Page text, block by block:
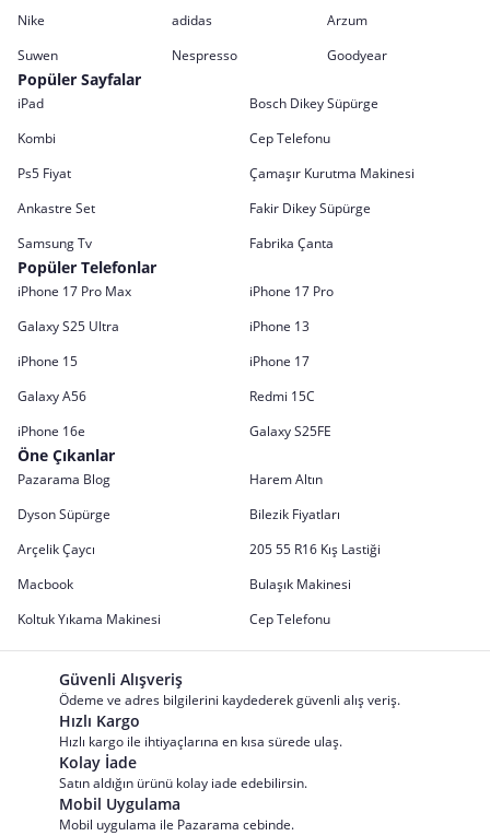
Nike adidas
Arzum
Suwen
Nespresso Goodyear
Popüler Sayfalar
iPad
Bosch Dikey Süpürge
Kombi
Cep Telefonu
Ps5 Fiyat
Çamaşır Kurutma Makinesi
Ankastre Set
Fakir Dikey Süpürge
Samsung Tv
Fabrika Çanta
Popüler Telefonlar
iPhone 17 Pro Max
iPhone 17 Pro
Galaxy S25 Ultra
iPhone 13
iPhone 15
iPhone 17
Galaxy A56
Redmi 15C
iPhone 16e
Galaxy S25FE
Öne Çıkanlar
Pazarama Blog
Harem Altın
Dyson Süpürge
Bilezik Fiyatları
Arçelik Çaycı
205 55 R16 Kış Lastiği
Macbook
Bulaşık Makinesi
Koltuk Yıkama Makinesi
Cep Telefonu
Güvenli Alışveriş
Ödeme ve adres bilgilerini kaydederek güvenli alış veriş.
Hızlı Kargo
Hızlı kargo ile ihtiyaçlarına en kısa sürede ulaş.
Kolay İade
Satın aldığın ürünü kolay iade edebilirsin.
Mobil Uygulama
Mobil uygulama ile Pazarama cebinde.